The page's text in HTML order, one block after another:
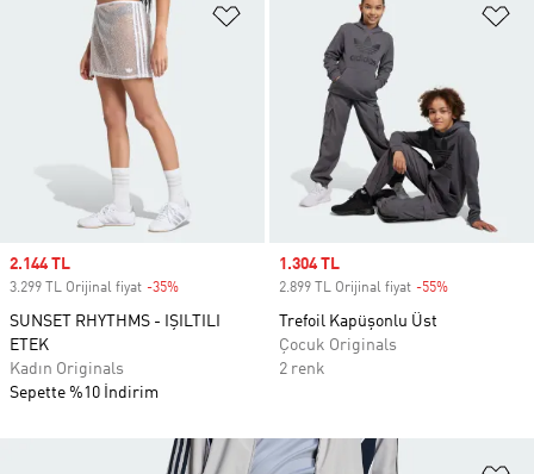
Favori Listesine Ekle
Sale price
2.144 TL
3.299 TL Orijinal fiyat -35%
SUNSET RHYTHMS - IŞILTILI
ETEK
Kadın Originals
Sepette %10 İndirim
Sale price
1.304 TL
2.899 TL Orijinal fiyat -55%
Trefoil Kapüşonlu Üst
Çocuk Originals
2 renk